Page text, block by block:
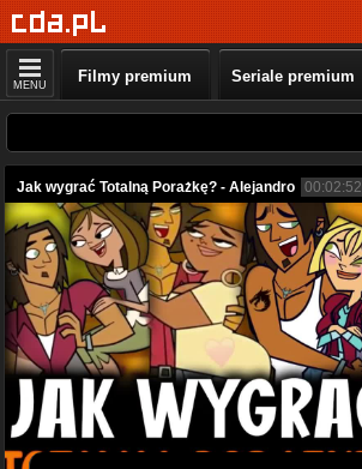
MENU Filmy premium Seriale premium
Jak wygrać Totalną Porażkę? - Alejandro 00:02:52